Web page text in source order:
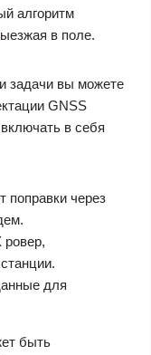
алгоритм
в поле.
задачи вы можете
GNSS
в себя
поправки через
для
быть